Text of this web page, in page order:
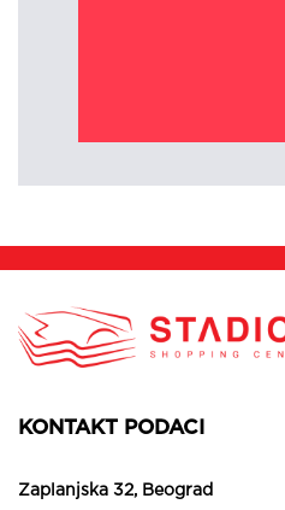
KONTAKT PODACI
Zaplanjska 32, Beograd